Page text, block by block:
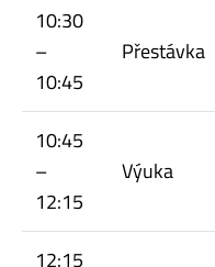
10:30
–
10:45
Přestávka
10:45
–
12:15
Výuka
12:15